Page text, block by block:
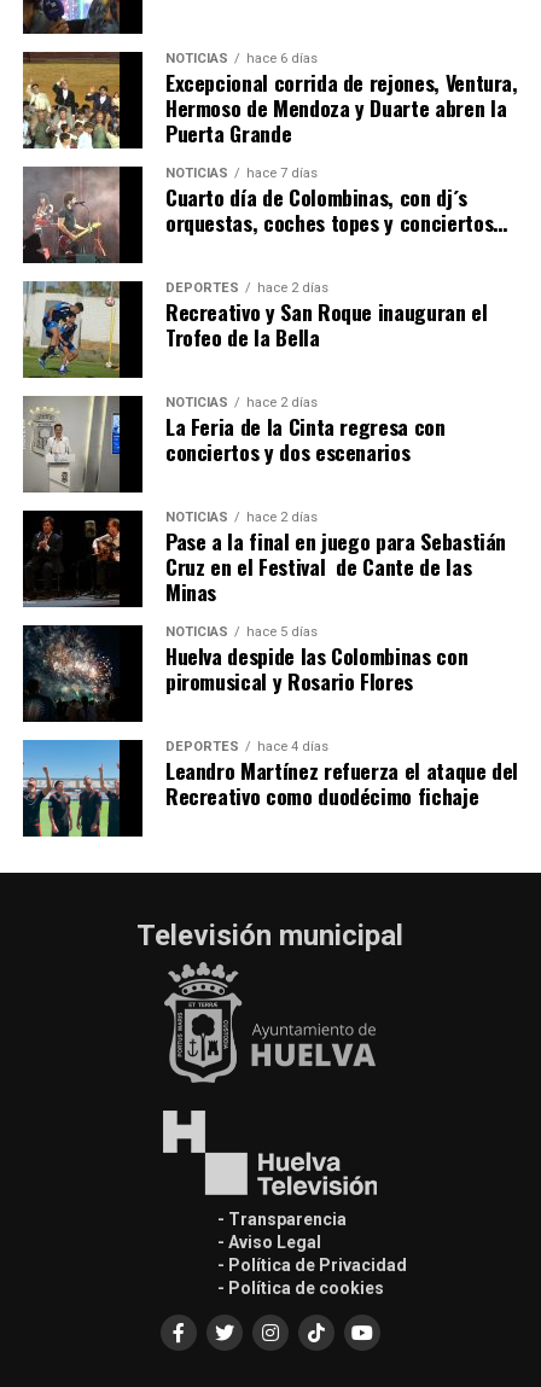
6º DÍA DE LAS FIESTAS COLOMBINAS 2026
hace 5 días Huelvatv
QUINTA CORRIDA DE LAS FIESTAS COLOMBINAS
2026
hace 6 días· Huelvatv
NOTICIAS hace 6 días
Excepcional corrida de rejones, Ventura,
Hermoso de Mendoza y Duarte abren la
Puerta Grande
NOTICIAS hace 7 días
Cuarto día de Colombinas, con dj´s
orquestas, coches topes y conciertos…
DEPORTES hace 2 días
Recreativo y San Roque inauguran el
Trofeo de la Bella
NOTICIAS hace 2 días
La Feria de la Cinta regresa con
conciertos y dos escenarios
NOTICIAS hace 2 días
Pase a la final en juego para Sebastián
Cruz en el Festival de Cante de las
Minas
NOTICIAS hace 5 días
Huelva despide las Colombinas con
piromusical y Rosario Flores
DEPORTES hace 4 días
Leandro Martínez refuerza el ataque del
Recreativo como duodécimo fichaje
Televisión municipal
- Transparencia
- Aviso Legal
- Política de Privacidad
- Política de cookies